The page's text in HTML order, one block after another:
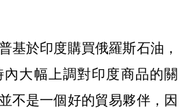
基於印度購買俄羅斯石油，
大幅上調對印度商品的關
不是一個好的貿易夥伴，因